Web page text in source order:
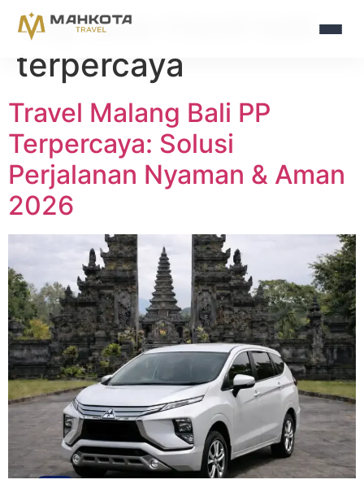
Tag:jasa travel bali
terpercaya
Travel Malang Bali PP
Terpercaya: Solusi
Perjalanan Nyaman & Aman
2026